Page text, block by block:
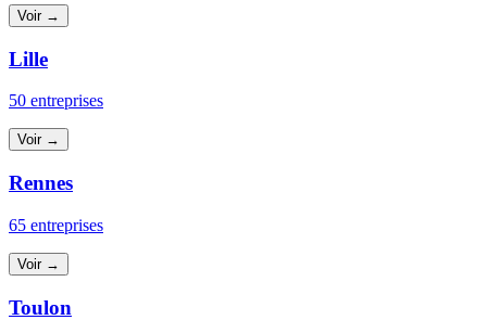
Voir →
Lille
50 entreprises
Voir →
Rennes
65 entreprises
Voir →
Toulon